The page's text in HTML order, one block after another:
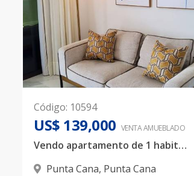
Código: 10594
US$ 139,000 VENTA AMUEBLADO
Vendo apartamento de 1 habitación amueblado en Cana Bay📍
Punta Cana, Punta Cana